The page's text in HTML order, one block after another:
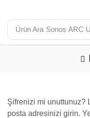
Ürün Ara Sonos ARC
Şifrenizi mi unuttunuz?
posta adresinizi girin.